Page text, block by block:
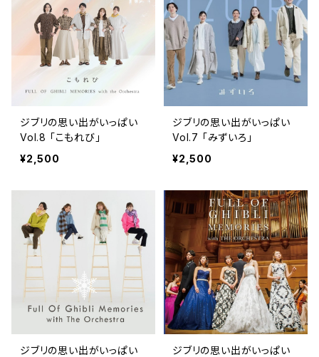
ジブリの思い出がいっぱい
Vol.8 「こもれび」
¥2,500
ジブリの思い出がいっぱい
Vol.7 「みずいろ」
¥2,500
ジブリの思い出がいっぱい
ジブリの思い出がいっぱい